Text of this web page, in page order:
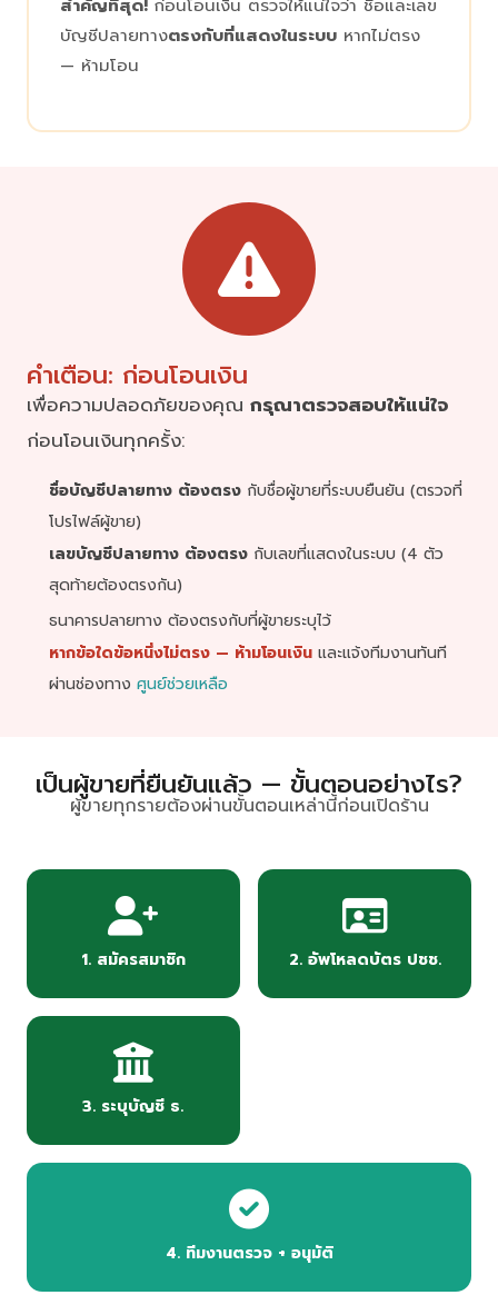
สำคัญที่สุด!ก่อนโอนเงิน ตรวจให้แน่ใจว่า ชื่อและเลข
บัญชีปลายทางตรงกับที่แสดงในระบบหากไม่ตรง
— ห้ามโอน
คำเตือน: ก่อนโอนเงิน
เพื่อความปลอดภัยของคุณ กรุณาตรวจสอบให้แน่ใจ
ก่อนโอนเงินทุกครั้ง:
ชื่อบัญชีปลายทาง ต้องตรงกับชื่อผู้ขายที่ระบบยืนยัน (ตรวจที่
โปรไฟล์ผู้ขาย)
เลขบัญชีปลายทาง ต้องตรงกับเลขที่แสดงในระบบ (4 ตัว
สุดท้ายต้องตรงกัน)
ธนาคารปลายทาง ต้องตรงกับที่ผู้ขายระบุไว้
หากข้อใดข้อหนึ่งไม่ตรง — ห้ามโอนเงินและแจ้งทีมงานทันที
ผ่านช่องทาง ศูนย์ช่วยเหลือ
เป็นผู้ขายที่ยืนยันแล้ว — ขั้นตอนอย่างไร?
ผู้ขายทุกรายต้องผ่านขั้นตอนเหล่านี้ก่อนเปิดร้าน
1. สมัครสมาชิก 2. อัพโหลดบัตร ปชช.
3. ระบุบัญชี ธ.
4. ทีมงานตรวจ + อนุมัติ